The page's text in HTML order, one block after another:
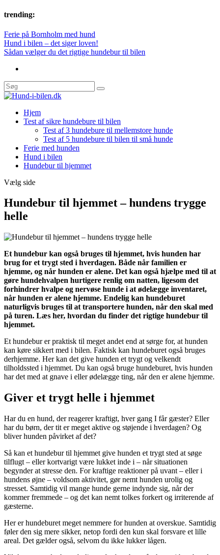
trending:
Ferie på Bornholm med hund
Hund i bilen – det siger loven!
Sådan vælger du det rigtige hundebur til bilen
Hjem
Test af sikre hundebure til bilen
Test af 3 hundebure til mellemstore hunde
Test af 5 hundebure til bilen til små hunde
Ferie med hunden
Hund i bilen
Hundebur til hjemmet
Vælg side
Hundebur til hjemmet – hundens trygge
helle
Et hundebur kan også bruges til hjemmet, hvis hunden har
brug for et trygt sted i hverdagen. Både når familien er
hjemme, og når hunden er alene. Det kan også hjælpe med til at
gøre hundehvalpen hurtigere renlig om natten, ligesom det
forhindrer hvalpe og nervøse hunde i at ødelægge inventaret,
når hunden er alene hjemme. Endelig kan hundeburet
naturligvis bruges til at transportere hunden, når den skal med
på turen. Læs her, hvordan du finder det rigtige hundebur til
hjemmet.
Et hundebur er praktisk til meget andet end at sørge for, at hunden
kan køre sikkert med i bilen. Faktisk kan hundeburet også bruges
derhjemme. Her kan det give hunden et trygt og velkendt
tilholdssted i hjemmet. Du kan også bruge hundeburet, hvis hunden
har det med at gnave i eller ødelægge ting, når den er alene hjemme.
Giver et trygt helle i hjemmet
Har du en hund, der reagerer kraftigt, hver gang I får gæster? Eller
har du børn, der tit er meget aktive og støjende i hverdagen? Og
bliver hunden påvirket af det?
Så kan et hundebur til hjemmet give hunden et trygt sted at søge
tilflugt – eller kortvarigt være lukket inde i – når situationen
begynder at stresse den. For kraftige reaktioner på uvant – eller i
hundens øjne – voldsom aktivitet, gør nemt hunden urolig og
stresset. Samtidig vil mange hunde gerne indynde sig, når der
kommer fremmede – og det kan nemt tolkes forkert og irriterende af
gæsterne.
Her er hundeburet meget nemmere for hunden at overskue. Samtidig
føler den sig mere sikker, netop fordi den kun skal forsvare et lille
areal. Det gælder også, selvom du ikke lukker lågen.